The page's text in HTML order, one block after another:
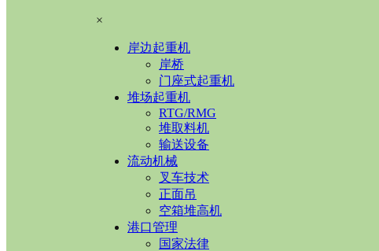
×
岸边起重机
岸桥
门座式起重机
堆场起重机
RTG/RMG
堆取料机
输送设备
流动机械
叉车技术
正面吊
空箱堆高机
港口管理
国家法律